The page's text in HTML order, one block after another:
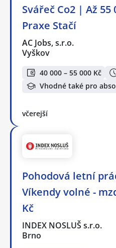
Svářeč Co2 | Až 55
Praxe Stačí
AC Jobs, s.r.o.
Vyškov
40 000 – 55 000 Kč
Vhodné také pro
včerejší
Pohodová letní
Víkendy volné -
Kč
INDEX NOSLUŠ s.r.o.
Brno